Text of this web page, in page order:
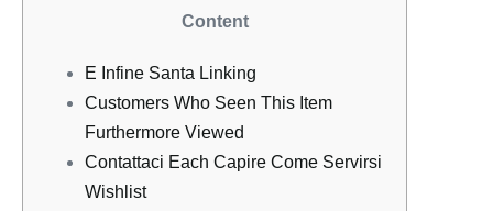
Content
E Infine Santa Linking
Customers Who Seen This Item
Furthermore Viewed
Contattaci Each Capire Come Servirsi
Wishlist